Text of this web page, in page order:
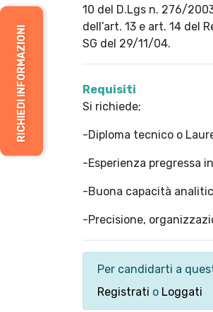
RICHIEDI INFORMAZIONI
10 del D.Lgs n. 276/
dell’art. 13 e art. 14 del
SG del 29/11/04.
Requisiti
Si richiede;
-Diploma tecnico o
-Esperienza pregressa
-Buona capacità
-Precisione,
Per candidarti a
Registrati o Loggati